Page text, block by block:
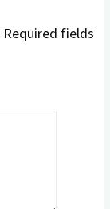
Required fields